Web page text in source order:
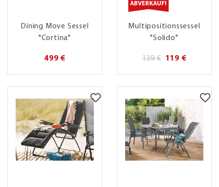
Dining Move Sessel
"Cortina"
499 €
ABVERKAUF!
Multipositionssessel
"Solido"
139 € 119 €